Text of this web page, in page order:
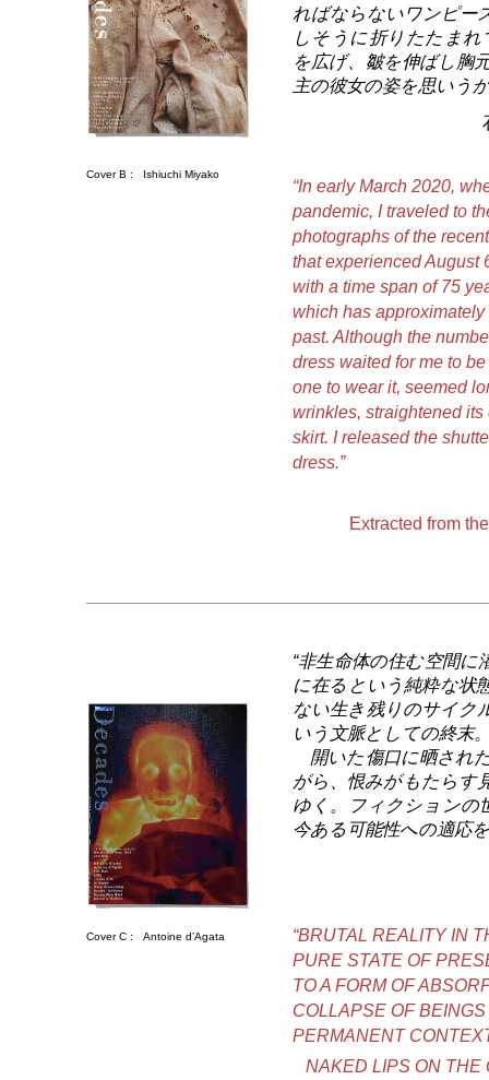
Cover B : Ishiuchi Miyako
ればならないワンピー
しそうに折りたたま
を広げ、皺を伸ばし胸
主の彼女の姿を思いう
“In early March 2020,
pandemic, I traveled to
photographs of the
that experienced August
with a time span of 75
which has
past. Although the
dress waited for me to
one to wear it, seemed
wrinkles, straightened
skirt. I released the
dress.”
Extracted from
Cover C : Antoine d’Agata
“非生命体の住む空間
に在るという純粋な状
ない生き残りのサイク
いう文脈としての終末
開いた傷口に晒され
がら、恨みがもたらす
ゆく。フィクションの
今ある可能性への適応
“BRUTAL REALITY IN
PURE STATE OF
TO A FORM OF
COLLAPSE OF
PERMANENT
NAKED LIPS ON THE